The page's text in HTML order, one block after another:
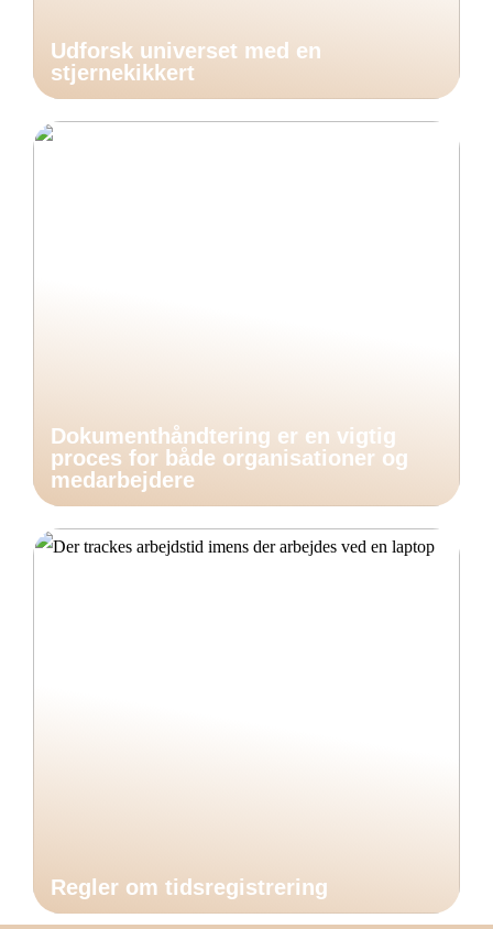
Udforsk universet med en
stjernekikkert
Dokumenthåndtering er en vigtig
proces for både organisationer og
medarbejdere
Regler om tidsregistrering